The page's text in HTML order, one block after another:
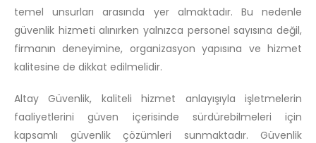
temel unsurları arasında yer almaktadır. Bu nedenle
güvenlik hizmeti alınırken yalnızca personel sayısına değil,
firmanın deneyimine, organizasyon yapısına ve hizmet
kalitesine de dikkat edilmelidir.
Altay Güvenlik, kaliteli hizmet anlayışıyla işletmelerin
faaliyetlerini güven içerisinde sürdürebilmeleri için
kapsamlı güvenlik çözümleri sunmaktadır. Güvenlik